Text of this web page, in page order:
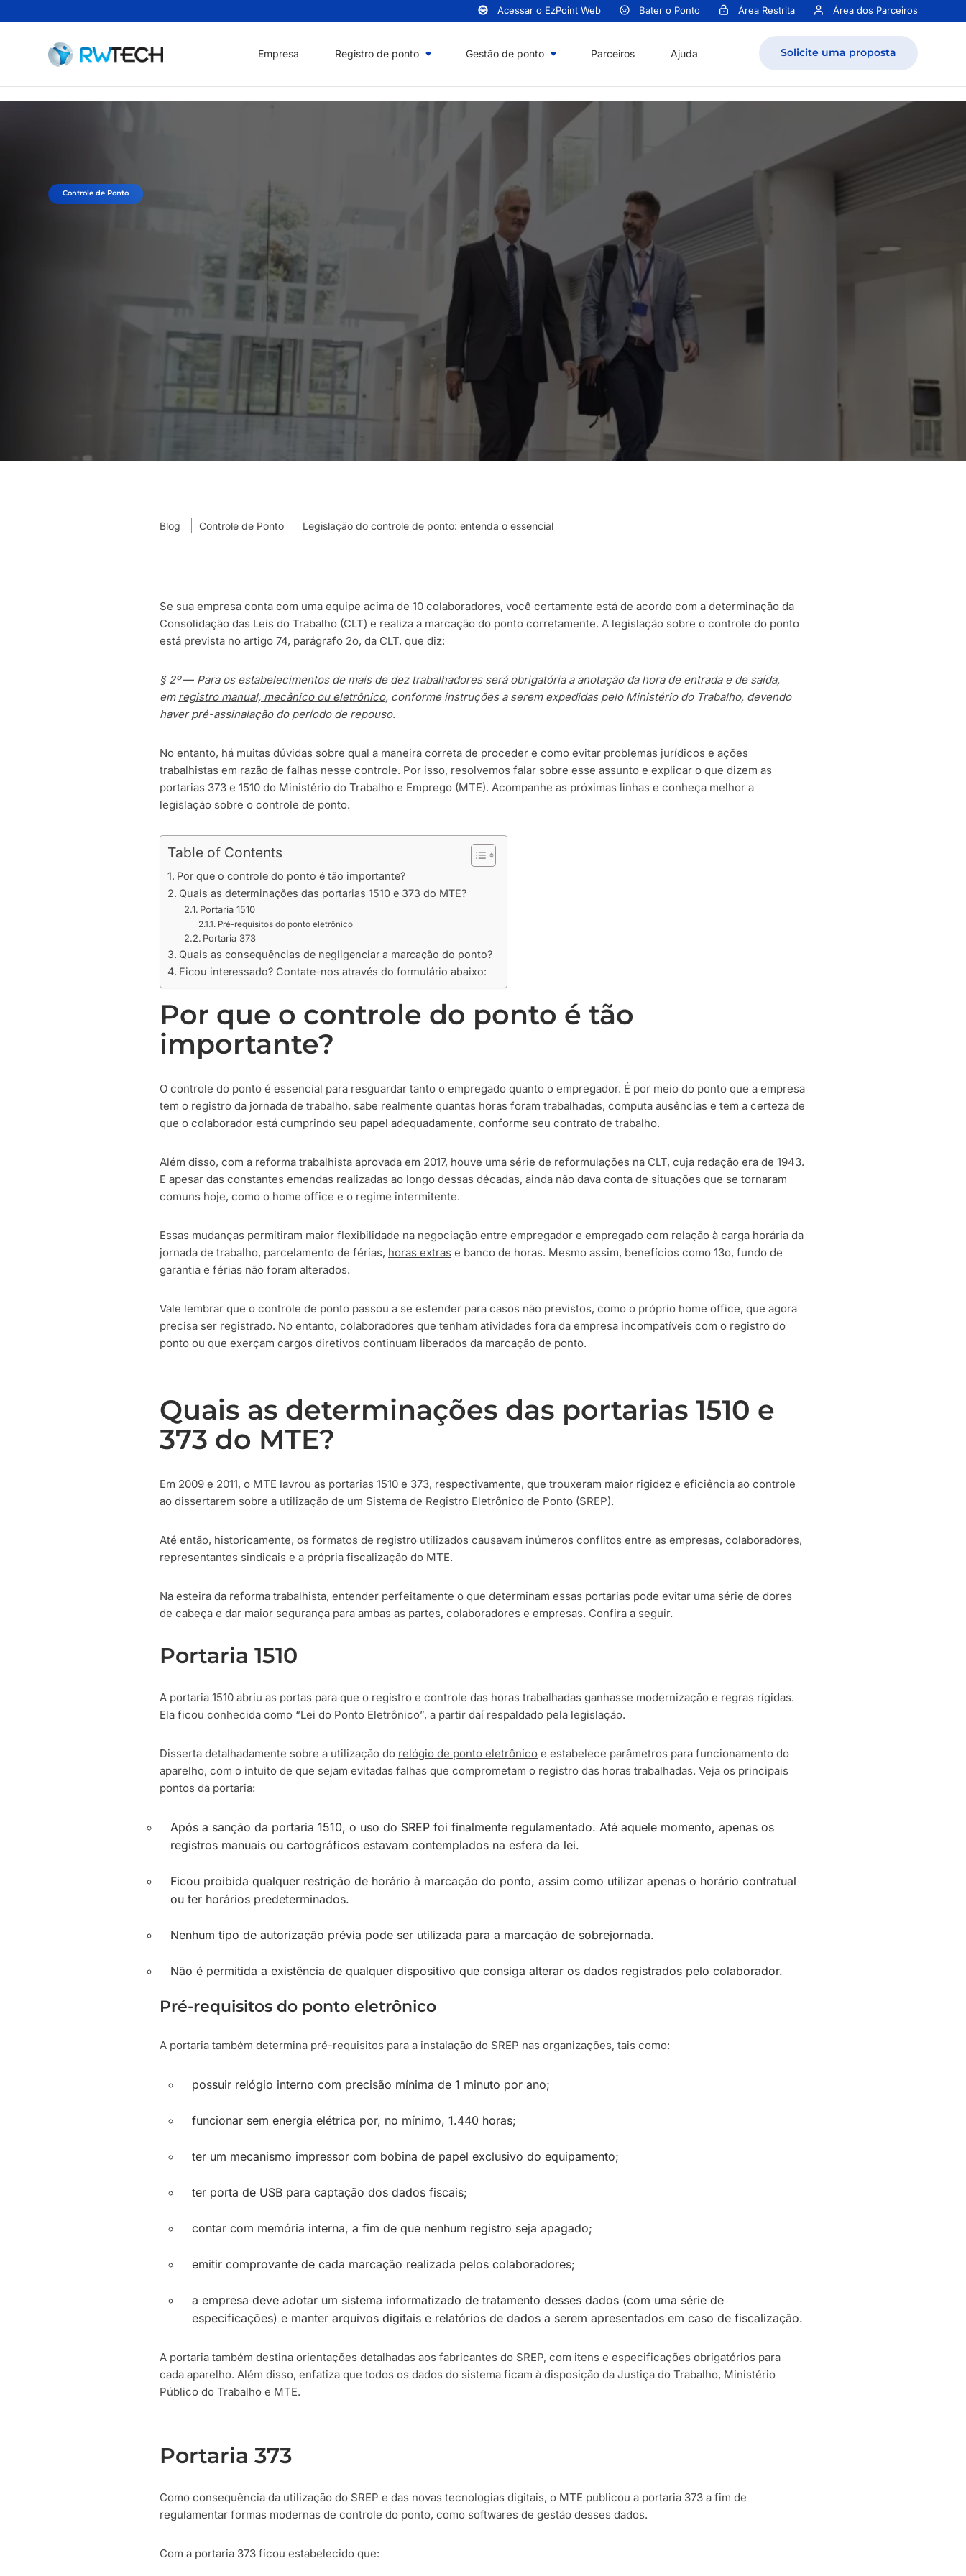
Acessar o EzPoint Web Bater o Ponto Área Restrita Área dos Parceiros
Solicite uma proposta
Empresa Registro de ponto Gestão de ponto Parceiros Ajuda
Controle de Ponto
Blog Controle de Ponto Legislação do controle de ponto: entenda o essencial
Se sua empresa conta com uma equipe acima de 10 colaboradores, você certamente está de acordo com a determinação da
Consolidação das Leis do Trabalho (CLT) e realiza a marcação do ponto corretamente. A legislação sobre o controle do ponto
está prevista no artigo 74, parágrafo 2o, da CLT, que diz:
§ 2º— Para os estabelecimentos de mais de dez trabalhadores será obrigatória a anotação da hora de entrada e de saída,
em registro manual, mecânico ou eletrônico, conforme instruções a serem expedidas pelo Ministério do Trabalho, devendo
haver pré-assinalação do período de repouso.
No entanto, há muitas dúvidas sobre qual a maneira correta de proceder e como evitar problemas jurídicos e ações
trabalhistas em razão de falhas nesse controle. Por isso, resolvemos falar sobre esse assunto e explicar o que dizem as
portarias 373 e 1510 do Ministério do Trabalho e Emprego (MTE). Acompanhe as próximas linhas e conheça melhor a
legislação sobre o controle de ponto.
Table of Contents
Por que o controle do ponto é tão importante?
Quais as determinações das portarias 1510 e 373 do MTE?
Portaria 1510
Pré-requisitos do ponto eletrônico
Portaria 373
Quais as consequências de negligenciar a marcação do ponto?
Ficou interessado? Contate-nos através do formulário abaixo:
Por que o controle do ponto é tão
importante?
O controle do ponto é essencial para resguardar tanto o empregado quanto o empregador. É por meio do ponto que a empresa
tem o registro da jornada de trabalho, sabe realmente quantas horas foram trabalhadas, computa ausências e tem a certeza de
que o colaborador está cumprindo seu papel adequadamente, conforme seu contrato de trabalho.
Além disso, com a reforma trabalhista aprovada em 2017, houve uma série de reformulações na CLT, cuja redação era de 1943.
E apesar das constantes emendas realizadas ao longo dessas décadas, ainda não dava conta de situações que se tornaram
comuns hoje, como o home office e o regime intermitente.
Essas mudanças permitiram maior flexibilidade na negociação entre empregador e empregado com relação à carga horária da
jornada de trabalho, parcelamento de férias, horas extras e banco de horas. Mesmo assim, benefícios como 13o, fundo de
garantia e férias não foram alterados.
Vale lembrar que o controle de ponto passou a se estender para casos não previstos, como o próprio home office, que agora
precisa ser registrado. No entanto, colaboradores que tenham atividades fora da empresa incompatíveis com o registro do
ponto ou que exerçam cargos diretivos continuam liberados da marcação de ponto.
Quais as determinações das portarias 1510 e
373 do MTE?
Em 2009 e 2011, o MTE lavrou as portarias 1510 e 373, respectivamente, que trouxeram maior rigidez e eficiência ao controle
ao dissertarem sobre a utilização de um Sistema de Registro Eletrônico de Ponto (SREP).
Até então, historicamente, os formatos de registro utilizados causavam inúmeros conflitos entre as empresas, colaboradores,
representantes sindicais e a própria fiscalização do MTE.
Na esteira da reforma trabalhista, entender perfeitamente o que determinam essas portarias pode evitar uma série de dores
de cabeça e dar maior segurança para ambas as partes, colaboradores e empresas. Confira a seguir.
Portaria 1510
A portaria 1510 abriu as portas para que o registro e controle das horas trabalhadas ganhasse modernização e regras rígidas.
Ela ficou conhecida como “Lei do Ponto Eletrônico”, a partir daí respaldado pela legislação.
Disserta detalhadamente sobre a utilização do relógio de ponto eletrônico e estabelece parâmetros para funcionamento do
aparelho, com o intuito de que sejam evitadas falhas que comprometam o registro das horas trabalhadas. Veja os principais
pontos da portaria:
Após a sanção da portaria 1510, o uso do SREP foi finalmente regulamentado. Até aquele momento, apenas os
registros manuais ou cartográficos estavam contemplados na esfera da lei.
Ficou proibida qualquer restrição de horário à marcação do ponto, assim como utilizar apenas o horário contratual
ou ter horários predeterminados.
Nenhum tipo de autorização prévia pode ser utilizada para a marcação de sobrejornada.
Não é permitida a existência de qualquer dispositivo que consiga alterar os dados registrados pelo colaborador.
Pré-requisitos do ponto eletrônico
A portaria também determina pré-requisitos para a instalação do SREP nas organizações, tais como:
possuir relógio interno com precisão mínima de 1 minuto por ano;
funcionar sem energia elétrica por, no mínimo, 1.440 horas;
ter um mecanismo impressor com bobina de papel exclusivo do equipamento;
ter porta de USB para captação dos dados fiscais;
contar com memória interna, a fim de que nenhum registro seja apagado;
emitir comprovante de cada marcação realizada pelos colaboradores;
a empresa deve adotar um sistema informatizado de tratamento desses dados (com uma série de
especificações) e manter arquivos digitais e relatórios de dados a serem apresentados em caso de fiscalização.
A portaria também destina orientações detalhadas aos fabricantes do SREP, com itens e especificações obrigatórios para
cada aparelho. Além disso, enfatiza que todos os dados do sistema ficam à disposição da Justiça do Trabalho, Ministério
Público do Trabalho e MTE.
Portaria 373
Como consequência da utilização do SREP e das novas tecnologias digitais, o MTE publicou a portaria 373 a fim de
regulamentar formas modernas de controle do ponto, como softwares de gestão desses dados.
Com a portaria 373 ficou estabelecido que: